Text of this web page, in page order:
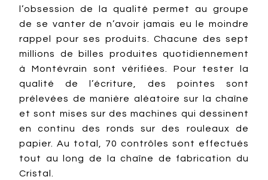
l’obsession de la qualité permet au groupe
de se vanter de n’avoir jamais eu le moindre
rappel pour ses produits. Chacune des sept
millions de billes produites quotidiennement
à Montévrain sont vérifiées. Pour tester la
qualité de l’écriture, des pointes sont
prélevées de manière aléatoire sur la chaîne
et sont mises sur des machines qui dessinent
en continu des ronds sur des rouleaux de
papier. Au total, 70 contrôles sont effectués
tout au long de la chaîne de fabrication du
Cristal.